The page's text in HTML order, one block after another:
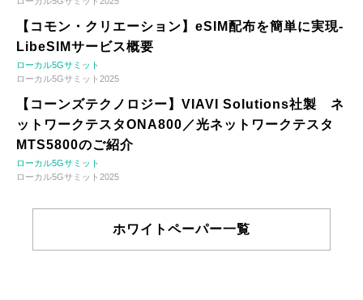
【コモン・クリエーション】eSIM配布を簡単に実現-
LibeSIMサービス概要
ローカル5Gサミット
ローカル5Gサミット2025
【コーンズテクノロジー】VIAVI Solutions社製 ネ
ットワークテスタONA800／光ネットワークテスタ
MTS5800のご紹介
ローカル5Gサミット
ローカル5Gサミット2025
ホワイトペーパー一覧